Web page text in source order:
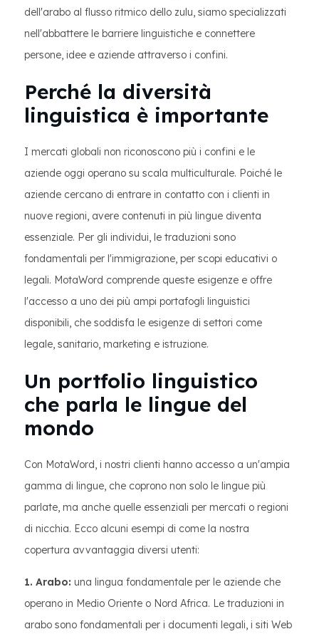
dell'arabo al flusso ritmico dello zulu, siamo specializzati
nell'abbattere le barriere linguistiche e connettere
persone, idee e aziende attraverso i confini.
Perché la diversità
linguistica è importante
I mercati globali non riconoscono più i confini e le
aziende oggi operano su scala multiculturale. Poiché le
aziende cercano di entrare in contatto con i clienti in
nuove regioni, avere contenuti in più lingue diventa
essenziale. Per gli individui, le traduzioni sono
fondamentali per l'immigrazione, per scopi educativi o
legali. MotaWord comprende queste esigenze e offre
l'accesso a uno dei più ampi portafogli linguistici
disponibili, che soddisfa le esigenze di settori come
legale, sanitario, marketing e istruzione.
Un portfolio linguistico
che parla le lingue del
mondo
Con MotaWord, i nostri clienti hanno accesso a un'ampia
gamma di lingue, che coprono non solo le lingue più
parlate, ma anche quelle essenziali per mercati o regioni
di nicchia. Ecco alcuni esempi di come la nostra
copertura avvantaggia diversi utenti:
1. Arabo: una lingua fondamentale per le aziende che
operano in Medio Oriente o Nord Africa. Le traduzioni in
arabo sono fondamentali per i documenti legali, i siti Web